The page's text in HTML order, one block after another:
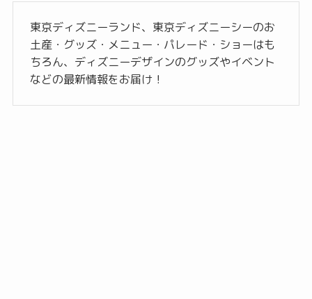
東京ディズニーランド、東京ディズニーシーのお
土産・グッズ・メニュー・パレード・ショーはも
ちろん、ディズニーデザインのグッズやイベント
などの最新情報をお届け！